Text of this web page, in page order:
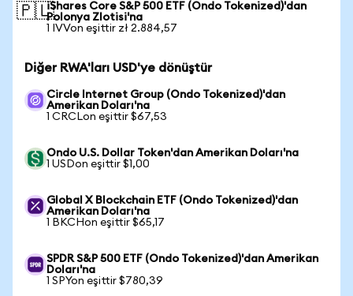
🇵🇱iShares Core S&P 500 ETF (Ondo Tokenized)'dan
Polonya Zlotisi'na
1 IVVon eşittir zł 2.884,57
Diğer RWA'ları USD'ye dönüştür
Circle Internet Group (Ondo Tokenized)'dan
Amerikan Doları'na
1 CRCLon eşittir $67,53
Ondo U.S. Dollar Token'dan Amerikan Doları'na
1 USDon eşittir $1,00
Global X Blockchain ETF (Ondo Tokenized)'dan
Amerikan Doları'na
1 BKCHon eşittir $65,17
SPDR S&P 500 ETF (Ondo Tokenized)'dan Amerikan
Doları'na
1 SPYon eşittir $780,39